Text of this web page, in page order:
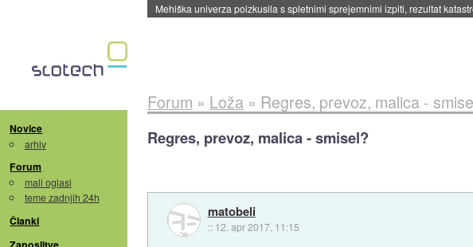
Novice
arhiv
Forum
mali oglasi
teme zadnjih 24h
Članki
Forum » Loža» Regres, prevoz, malica -
Regres, prevoz, malica - smisel?
matobeli
:: 12. apr 2017, 11:15